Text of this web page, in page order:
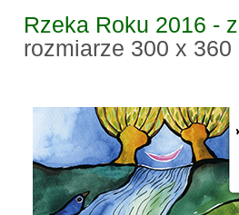
Rzeka Roku 2016 -
rozmiarze 300 x 360